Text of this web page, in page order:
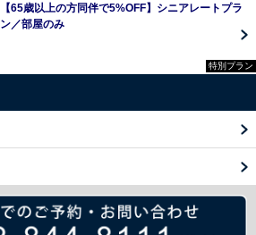
【65歳以上の方同伴で5%OFF】シニアレートプラ
ン／部屋のみ
特別プラン